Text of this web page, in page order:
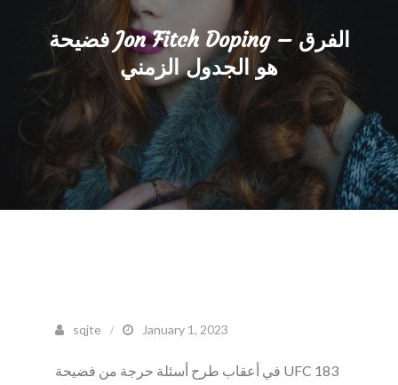
فضيحة Jon Fitch Doping – الفرق
هو الجدول الزمني
sqjte January 1, 2023
في أعقاب طرح أسئلة حرجة من فضيحة UFC 183